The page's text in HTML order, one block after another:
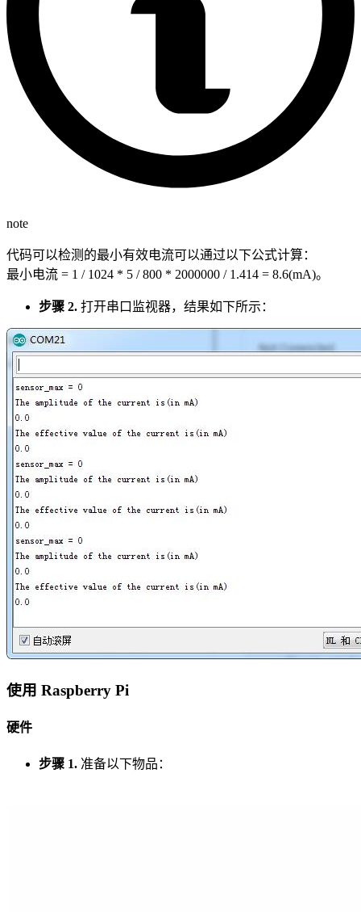
note
代码可以检测的最小有效电流可以通过以下公式计算：
最小电流 = 1 / 1024 * 5 / 800 * 2000000 / 1.414 = 8.6(mA)。
步骤 2. 打开串口监视器，结果如下所示：
使用 Raspberry Pi
硬件
步骤 1. 准备以下物品：